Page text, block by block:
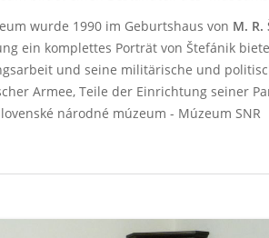
wurde 1990 im Geburtshaus von M.
ein komplettes Porträt von Štefánik
und seine militärische und
Armee, Teile der Einrichtung seiner
národné múzeum - Múzeum SNR